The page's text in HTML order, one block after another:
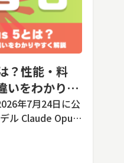
？性能・料
いをわかりや
年7月24日に公
ル Claude Opus
（アンソロピ